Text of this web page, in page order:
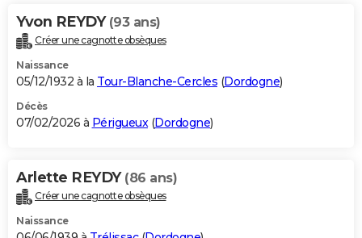
Alimentation
Guide de la santé
Maladies
Médicaments
Sommeil
VOYAGE
Destinations
City break
Voyage nature
Voyage de noces
Forum
Climat
+PHOTO
GUIDES D'ACHAT
BONS PLANS
Carte de Noël
Carte Bonne année
Carte Saint-Valentin
Carte Pâques
Carte d'anniversaire
DICTIONNAIRE
Dictionnaire
Biographies
Citations
Expressions
Proverbes
PROGRAMME TV
Yvon REYDY (93 ans)
Créer une cagnotte obsèques
Naissance
05/12/1932 à la Tour-Blanche-Cercles (Dordogne)
Décès
07/02/2026 à Périgueux(Dordogne)
Arlette REYDY (86 ans)
Créer une cagnotte obsèques
Naissance